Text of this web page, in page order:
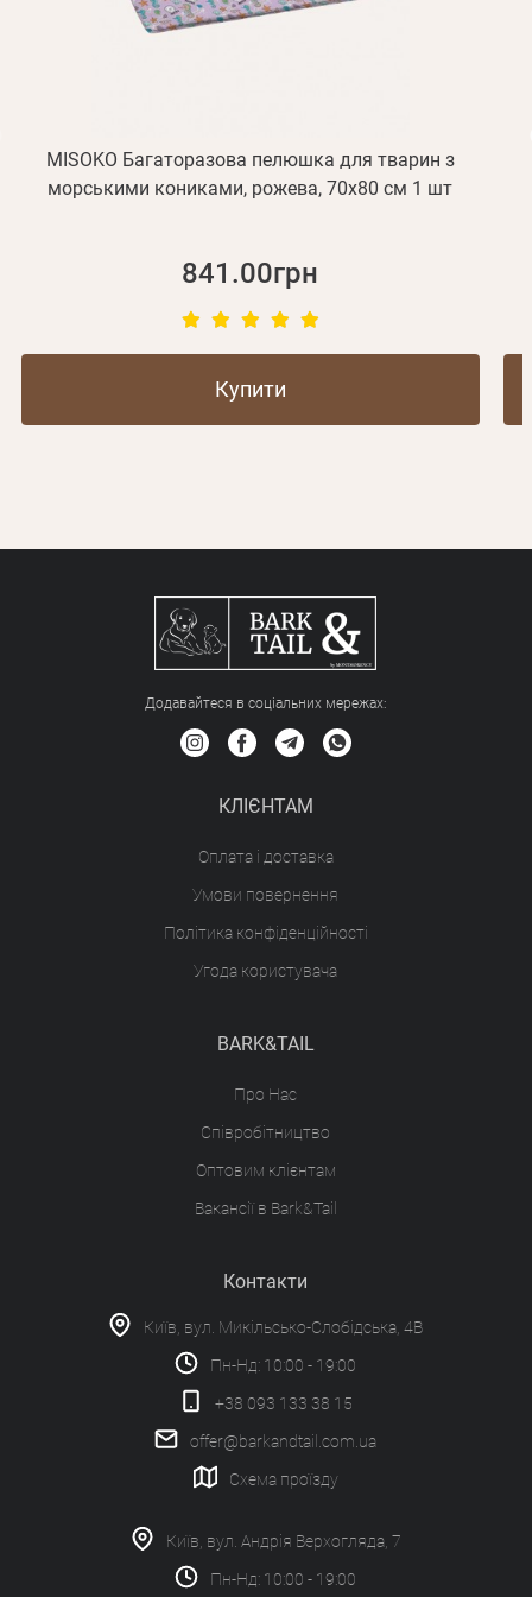
MISOKO Багаторазова пелюшка для тварин з
морськими кониками, рожева, 70х80 см 1 шт
841.00грн
Купити
Додавайтеся в соціальних мережах:
КЛІЄНТАМ
Оплата і доставка
Умови повернення
Політика конфіденційності
Угода користувача
BARK&TAIL
Про Нас
Співробітництво
Оптовим клієнтам
Вакансії в Bark&Tail
Контакти
Київ, вул. Микільсько-Слобідська, 4В
Пн-Нд: 10:00 - 19:00
+38 093 133 38 15
offer@barkandtail.com.ua
Схема проїзду
Київ, вул. Андрія Верхогляда, 7
Пн-Нд: 10:00 - 19:00
Реєстрація
Зареєструватися